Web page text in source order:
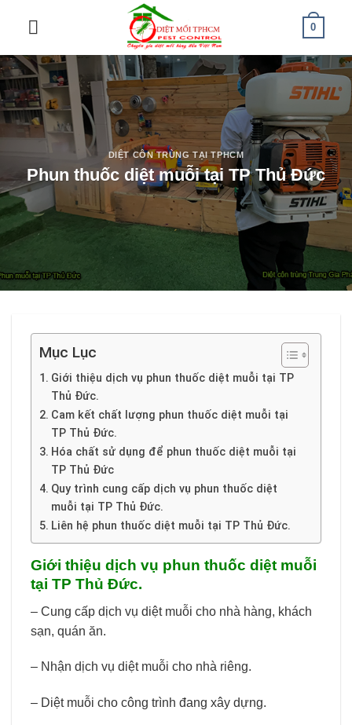
0
DIỆT CÔN TRÙNG TẠI TPHCM
Phun thuốc diệt muỗi tại TP Thủ Đức
Mục Lục
Giới thiệu dịch vụ phun thuốc diệt muỗi tại TP
Thủ Đức.
Cam kết chất lượng phun thuốc diệt muỗi tại
TP Thủ Đức.
Hóa chất sử dụng để phun thuốc diệt muỗi tại
TP Thủ Đức
Quy trình cung cấp dịch vụ phun thuốc diệt
muỗi tại TP Thủ Đức.
Liên hệ phun thuốc diệt muỗi tại TP Thủ Đức.
Giới thiệu dịch vụ phun thuốc diệt muỗi
tại TP Thủ Đức.
– Cung cấp dịch vụ diệt muỗi cho nhà hàng, khách
sạn, quán ăn.
– Nhận dịch vụ diệt muỗi cho nhà riêng.
– Diệt muỗi cho công trình đang xây dựng.